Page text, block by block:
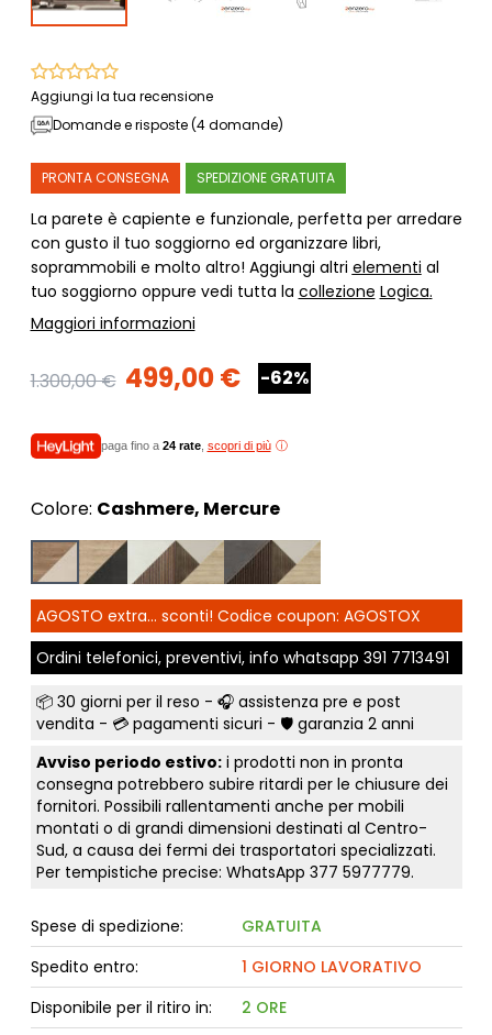
Aggiungi la tua recensione
Domande e risposte (4 domande)
PRONTA CONSEGNA SPEDIZIONE GRATUITA
La parete è capiente e funzionale, perfetta per arredare
con gusto il tuo soggiorno ed organizzare libri,
soprammobili e molto altro! Aggiungi altri elementi al
tuo soggiorno oppure vedi tutta la collezione Logica.
Maggiori informazioni
1.300,00 € 499,00 € -62%
paga fino a 24 rate, scopri di più
Colore: Cashmere, Mercure
AGOSTO extra... sconti! Codice coupon: AGOSTOX
Ordini telefonici, preventivi, info whatsapp 391 7713491
📦 30 giorni per il reso - 🎧 assistenza pre e post
vendita - 💳 pagamenti sicuri - 🛡️ garanzia 2 anni
Avviso periodo estivo:i prodotti non in pronta
consegna potrebbero subire ritardi per le chiusure dei
fornitori. Possibili rallentamenti anche per mobili
montati o di grandi dimensioni destinati al Centro-
Sud, a causa dei fermi dei trasportatori specializzati.
Per tempistiche precise: WhatsApp 377 5977779.
Spese di spedizione:
GRATUITA
Spedito entro:
1 GIORNO LAVORATIVO
Disponibile per il ritiro in:
2 ORE